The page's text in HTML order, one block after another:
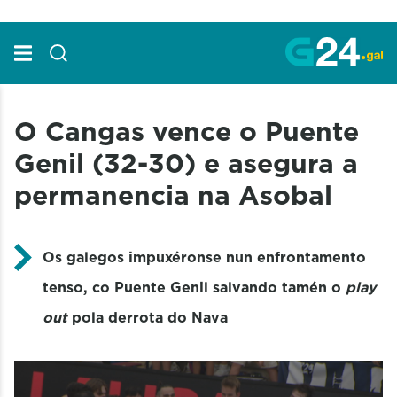
O Cangas vence o Puente
Genil (32-30) e asegura a
permanencia na Asobal
Os galegos impuxéronse nun enfrontamento
tenso, co Puente Genil salvando tamén o play
outpola derrota do Nava